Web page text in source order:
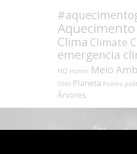
Clima Climate
emergencia
HQ Humor Meio
ONU Planeta Poema
Árvores